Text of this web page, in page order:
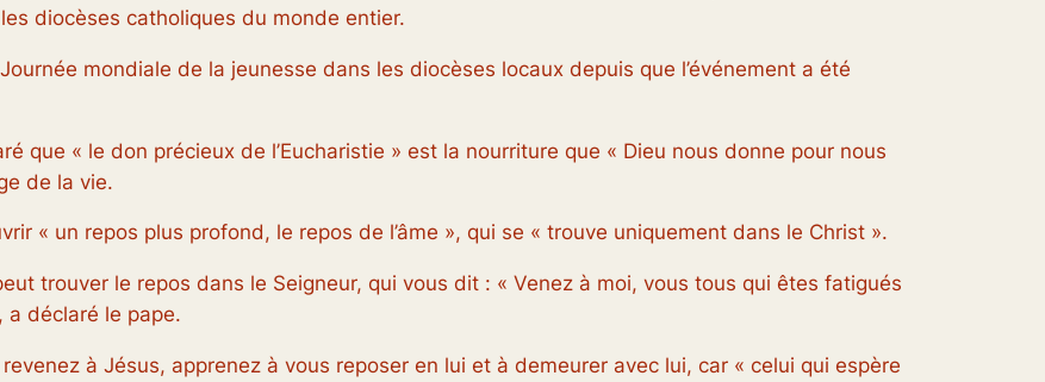
diocèses catholiques du monde entier.
mondiale de la jeunesse dans les diocèses locaux depuis que l’événement a été
que « le don précieux de l’Eucharistie » est la nourriture que « Dieu nous donne pour nous
de la vie.
« un repos plus profond, le repos de l’âme », qui se « trouve uniquement dans le Christ ».
trouver le repos dans le Seigneur, qui vous dit : « Venez à moi, vous tous qui êtes fatigués
a déclaré le pape.
à Jésus, apprenez à vous reposer en lui et à demeurer avec lui, car « celui qui espère